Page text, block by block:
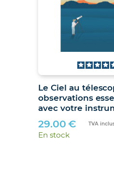
Le Ciel au
observations
avec votre
29.00 € TVA
En stock